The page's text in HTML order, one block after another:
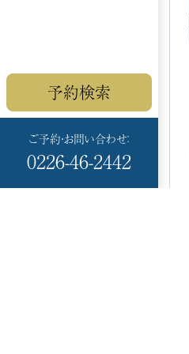
予約検索
ご予約・お問い合わせ：
0226-46-2442